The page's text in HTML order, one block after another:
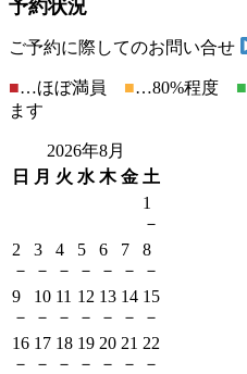
予約状況
ご予約に際してのお問い合せ
■…ほぼ満員 ■…80%程度 ■
ます
2026年8月
日
月 火 水 木 金 土
1
－
2
－
3
－
4
－
5
－
6
－
7
－
8
－
9
－
10
－
11
－
12
－
13
－
14
－
15
－
16
－
17
－
18
－
19
－
20
－
21
－
22
－